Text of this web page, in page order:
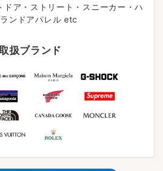
ドア・ストリート・スニーカー・ハ
ンドアパレル etc
扱ブランド